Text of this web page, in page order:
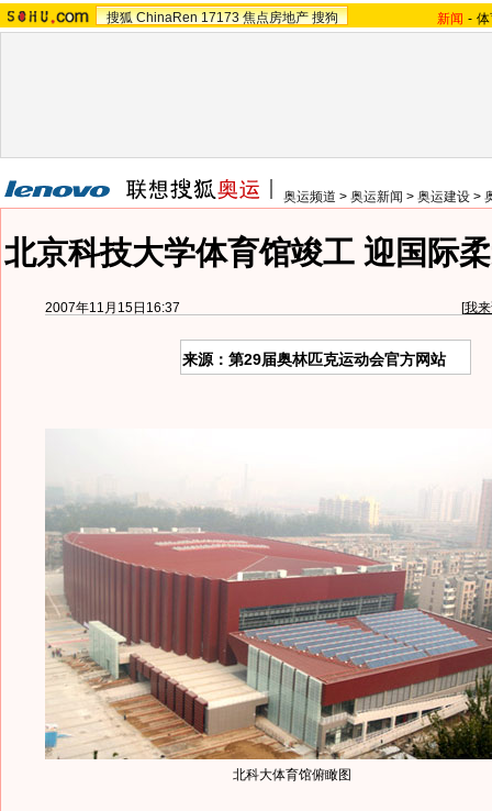
搜狐 ChinaRen 17173 焦点房地产 搜狗 新闻 -
奥运频道 > 奥运新闻 > 奥运建设 >
北京科技大学体育馆竣工 迎国际
2007年11月15日16:37 [我
来源：第29届奥林匹克运动会官方网站
北科大体育馆俯瞰图